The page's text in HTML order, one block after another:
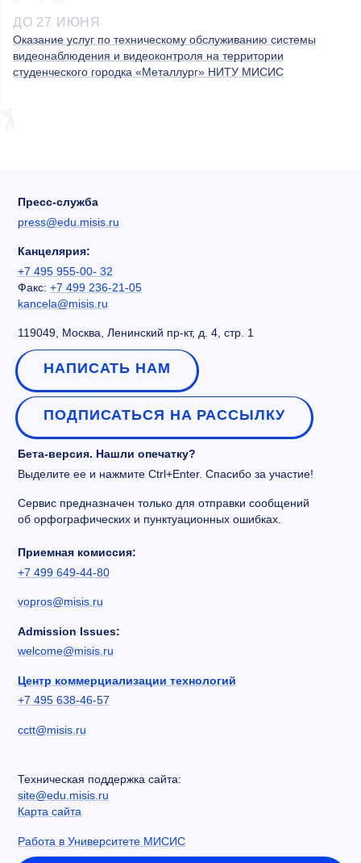
ДО 27 ИЮНЯ
Оказание услуг по техническому обслуживанию системы
видеонаблюдения и видеоконтроля на территории
студенческого городка «Металлург» НИТУ МИСИС
Пресс-служба
press@edu.misis.ru
Канцелярия:
+7 495 955-00- 32
Факс: +7 499 236-21-05
kancela@misis.ru
119049, Москва, Ленинский пр-кт, д. 4, стр. 1
НАПИСАТЬ НАМ
ПОДПИСАТЬСЯ НА РАССЫЛКУ
Бета-версия. Нашли опечатку?
Выделите ее и нажмите Ctrl+Enter. Спасибо за участие!
Сервис предназначен только для отправки сообщений
об орфографических и пунктуационных ошибках.
Приемная комиссия:
+7 499 649-44-80
vopros@misis.ru
Admission Issues:
welcome@misis.ru
Центр коммерциализации технологий
+7 495 638-46-57
cctt@misis.ru
Техническая поддержка сайта:
site@edu.misis.ru
Карта сайта
Работа в Университете МИСИС